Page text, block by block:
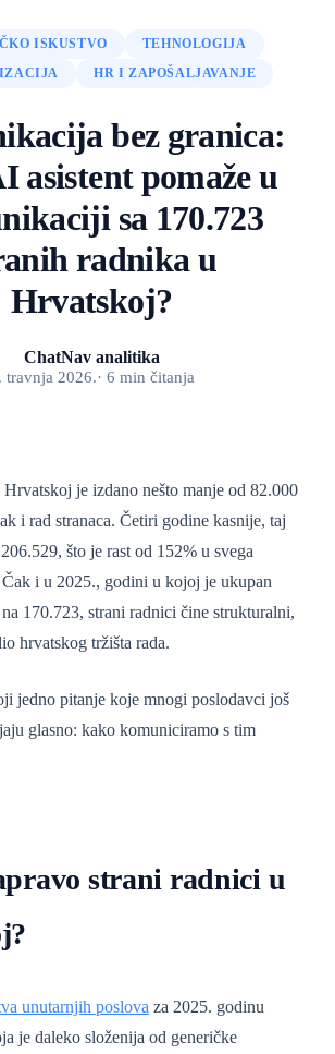
ISKUSTVO
TEHNOLOGIJA
HR I ZAPOŠALJAVANJE
bez granica:
asistent pomaže u
sa 170.723
radnika u
Hrvatskoj?
ChatNav analitika
travnja 2026.· 6 min čitanja
je izdano nešto manje od 82.000
i rad stranaca. Četiri godine kasnije, taj
što je rast od 152% u svega
i u 2025., godini u kojoj je ukupan
170.723, strani radnici čine strukturalni,
hrvatskog tržišta rada.
jedno pitanje koje mnogi poslodavci još
glasno: kako komuniciramo s tim
strani radnici u
unutarnjih poslova za 2025. godinu
je daleko složenija od generičke